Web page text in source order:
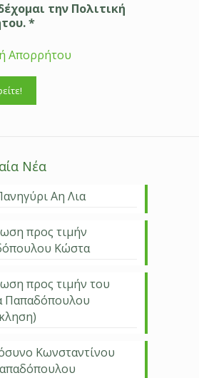
την Πολιτική
*
Απορρήτου
Νέα
Αη Λια
προς τιμήν
Κώστα
προς τιμήν του
Παπαδόπουλου
Κωνσταντίνου